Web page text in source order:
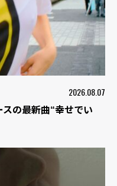
2026.08.07
の最新曲“幸せでい